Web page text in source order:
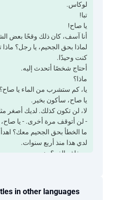
لوكاس.
تبا!
يا صاح!
أنا آسف، كان ذلك وقحًا بعض
لماذا بحق الجحيم، يا رجل؟ ماذا
كنت وحيدًا.
أحتاج شخصًا أتحدث إليه.
ماذا؟
يا، كم ستشرب من الماء يا صاح؟
يا صاح، سأكون بخير.
لا، لن تكون كذلك. لديك أصغر
- لن أتوقف مرة أخرى. - يا صاح،
ما الخطأ بحق الجحيم معك؟
لدي هذا منذ أربع سنوات.
- جفاف الفم؟ - نعم.
هل أنت مصاب بمقدمات
in other languages